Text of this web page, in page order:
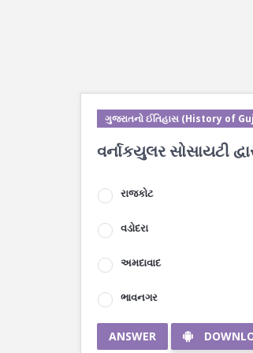
ગુજરાતનો ઈતિહાસ (History of
વર્નાકયુલર સોસાયટી
રાજકોટ
વડોદરા
અમદાવાદ
ભાવનગર
ANSWER